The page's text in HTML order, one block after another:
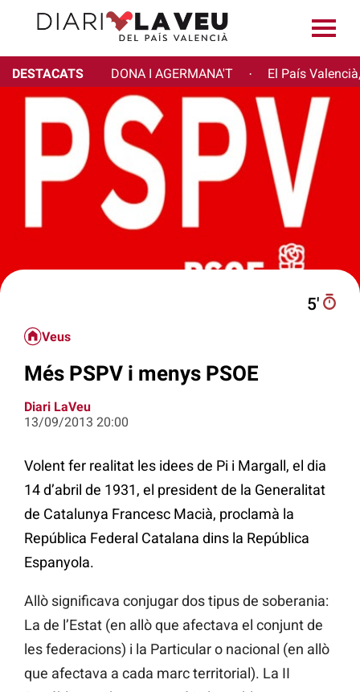
DESTACATS DONA I AGERMANA'T · El País
5′
Veus
Més PSPV i menys PSOE
Diari LaVeu
13/09/2013 20:00
Volent fer realitat les idees de Pi i Margall, el dia
14 d’abril de 1931, el president de la Generalitat
de Catalunya Francesc Macià, proclamà la
República Federal Catalana dins la República
Espanyola.
Allò significava conjugar dos tipus de soberania:
La de l’Estat (en allò que afectava el conjunt de
les federacions) i la Particular o nacional (en allò
que afectava a cada marc territorial). La II